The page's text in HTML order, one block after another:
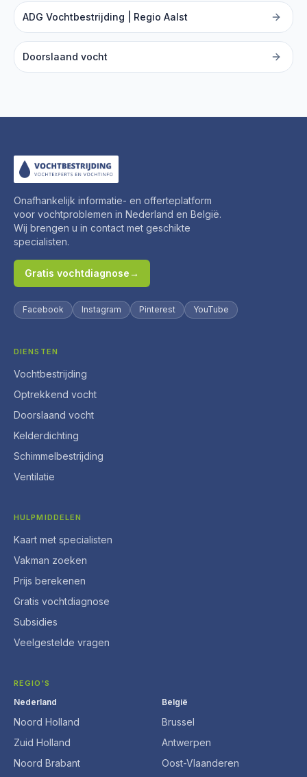
ADG Vochtbestrijding | Regio Aalst
Doorslaand vocht
Onafhankelijk informatie- en offerteplatform
voor vochtproblemen in Nederland en België.
Wij brengen u in contact met geschikte
specialisten.
Gratis vochtdiagnose→
Facebook Instagram Pinterest YouTube
DIENSTEN
Vochtbestrijding
Optrekkend vocht
Doorslaand vocht
Kelderdichting
Schimmelbestrijding
Ventilatie
HULPMIDDELEN
Kaart met specialisten
Vakman zoeken
Prijs berekenen
Gratis vochtdiagnose
Subsidies
Veelgestelde vragen
REGIO'S
Nederland
Noord Holland
Zuid Holland
Noord Brabant
België
Brussel
Antwerpen
Oost-Vlaanderen